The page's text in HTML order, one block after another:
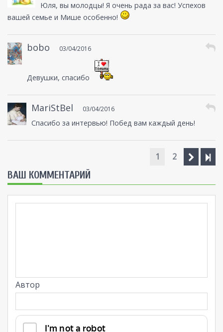
Юля, вы молодцы! Я очень рада за вас! Успехов
вашей семье и Мише особенно!
bobo 03/04/2016
Девушки, спасибо
MariStBel 03/04/2016
Спасибо за интервью! Побед вам каждый день!
1 2
ВАШ КОММЕНТАРИЙ
Автор